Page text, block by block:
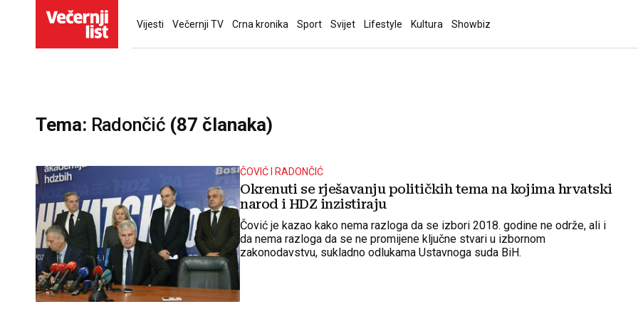
Vijesti Večernji TV Crna kronika Sport Svijet Lifestyle Kultura Showbiz
Tema: Radončić(87 članaka)
ČOVIĆ I RADONČIĆ
Okrenuti se rješavanju političkih tema na kojima hrvatski
narod i HDZ inzistiraju
Čović je kazao kako nema razloga da se izbori 2018. godine ne održe, ali i
da nema razloga da se ne promijene ključne stvari u izbornom
zakonodavstvu, sukladno odlukama Ustavnoga suda BiH.